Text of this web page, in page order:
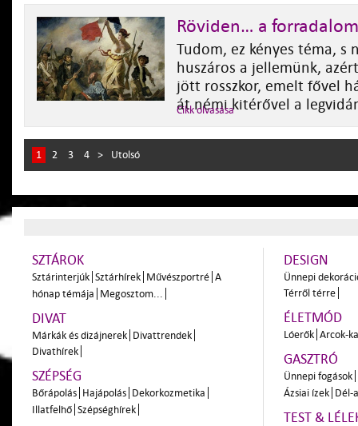
Röviden… a
Tudom, ez kényes téma, s
huszáros a jellemünk,
jött rosszkor, emelt fővel
át némi kitérővel a
Cikk olvasása
1 2 3 4 > Utolsó
SZTÁROK
Sztárinterjúk Sztárhírek Művészportré A
hónap témája Megosztom...
DIVAT
Márkák és dizájnerek Divattrendek
Divathírek
SZÉPSÉG
Bőrápolás Hajápolás Dekorkozmetika
Illatfelhő Szépséghírek
DESIGN
Ünnepi
Térről térre
ÉLETMÓD
Lóerők Arcok-
GASZTRÓ
Ünnepi fogások
Ázsiai ízek Dél-
TEST &